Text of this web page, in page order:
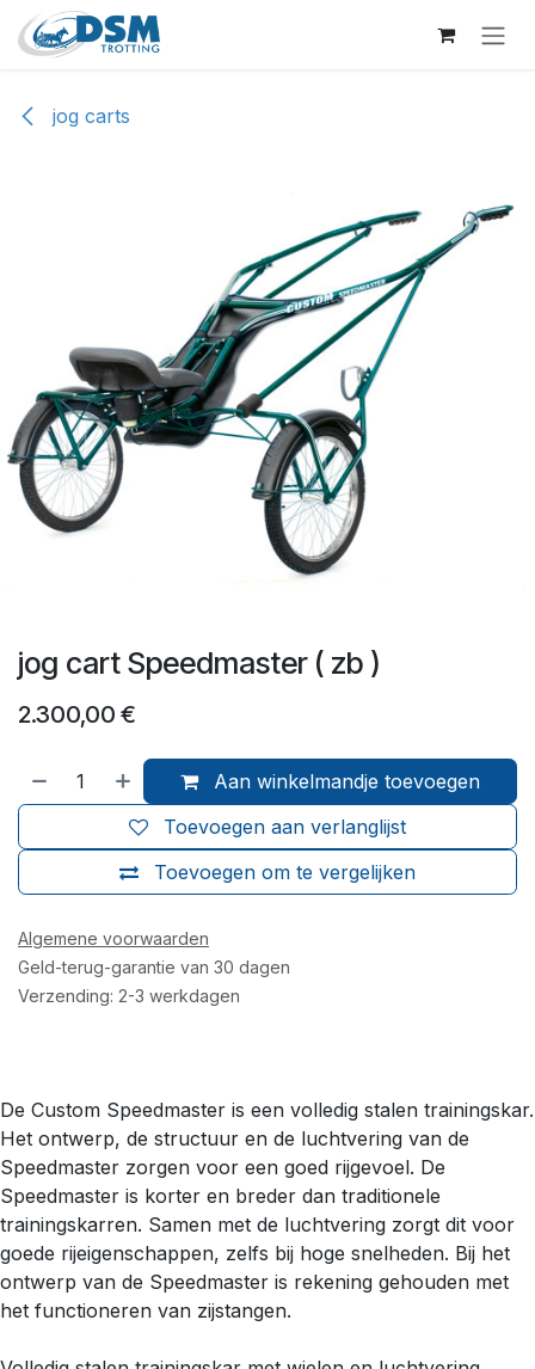
Overslaan naar inhoud
jog carts
jog cart Speedmaster ( zb )
2.300,00 €
Aan winkelmandje toevoegen
Toevoegen om te vergelijken
Toevoegen aan verlanglijst
Algemene voorwaarden
Geld-terug-garantie van 30 dagen
Verzending: 2-3 werkdagen
De Custom Speedmaster is een volledig stalen trainingskar.
Het ontwerp, de structuur en de luchtvering van de
Speedmaster zorgen voor een goed rijgevoel. De
Speedmaster is korter en breder dan traditionele
trainingskarren. Samen met de luchtvering zorgt dit voor
goede rijeigenschappen, zelfs bij hoge snelheden. Bij het
ontwerp van de Speedmaster is rekening gehouden met
het functioneren van zijstangen.